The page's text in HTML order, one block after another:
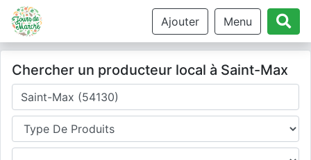
Ajouter Menu
Chercher un producteur local à Saint-Max